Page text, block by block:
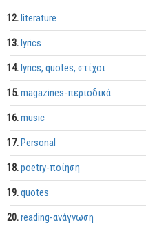
literature
lyrics
lyrics, quotes, στίχοι
magazines-περιοδικά
music
Personal
poetry-ποίηση
quotes
reading-ανάγνωση